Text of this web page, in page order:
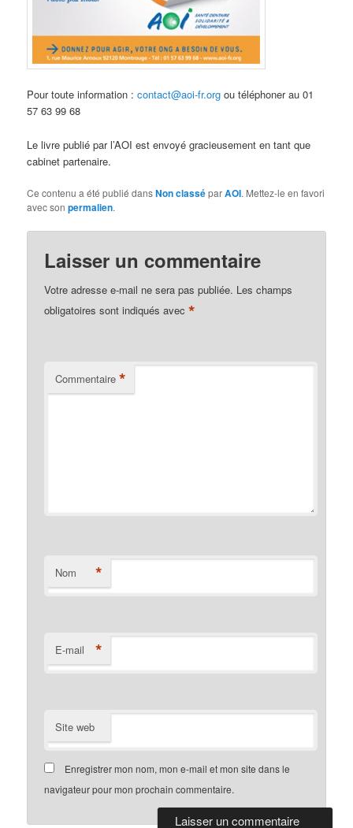
Pour toute information :contact@aoi-fr.org ou téléphoner au 01
57 63 99 68
Le livre publié par l’AOI est envoyé gracieusement en tant que
cabinet partenaire.
Ce contenu a été publié dansNon classéparAOI. Mettez-le en favori
avec sonpermalien.
Laisser un commentaire
Votre adresse e-mail ne sera pas publiée. Les champs
obligatoires sont indiqués avec*
Commentaire *
Nom *
E-mail *
Site web
Enregistrer mon nom, mon e-mail et mon site dans le
navigateur pour mon prochain commentaire.